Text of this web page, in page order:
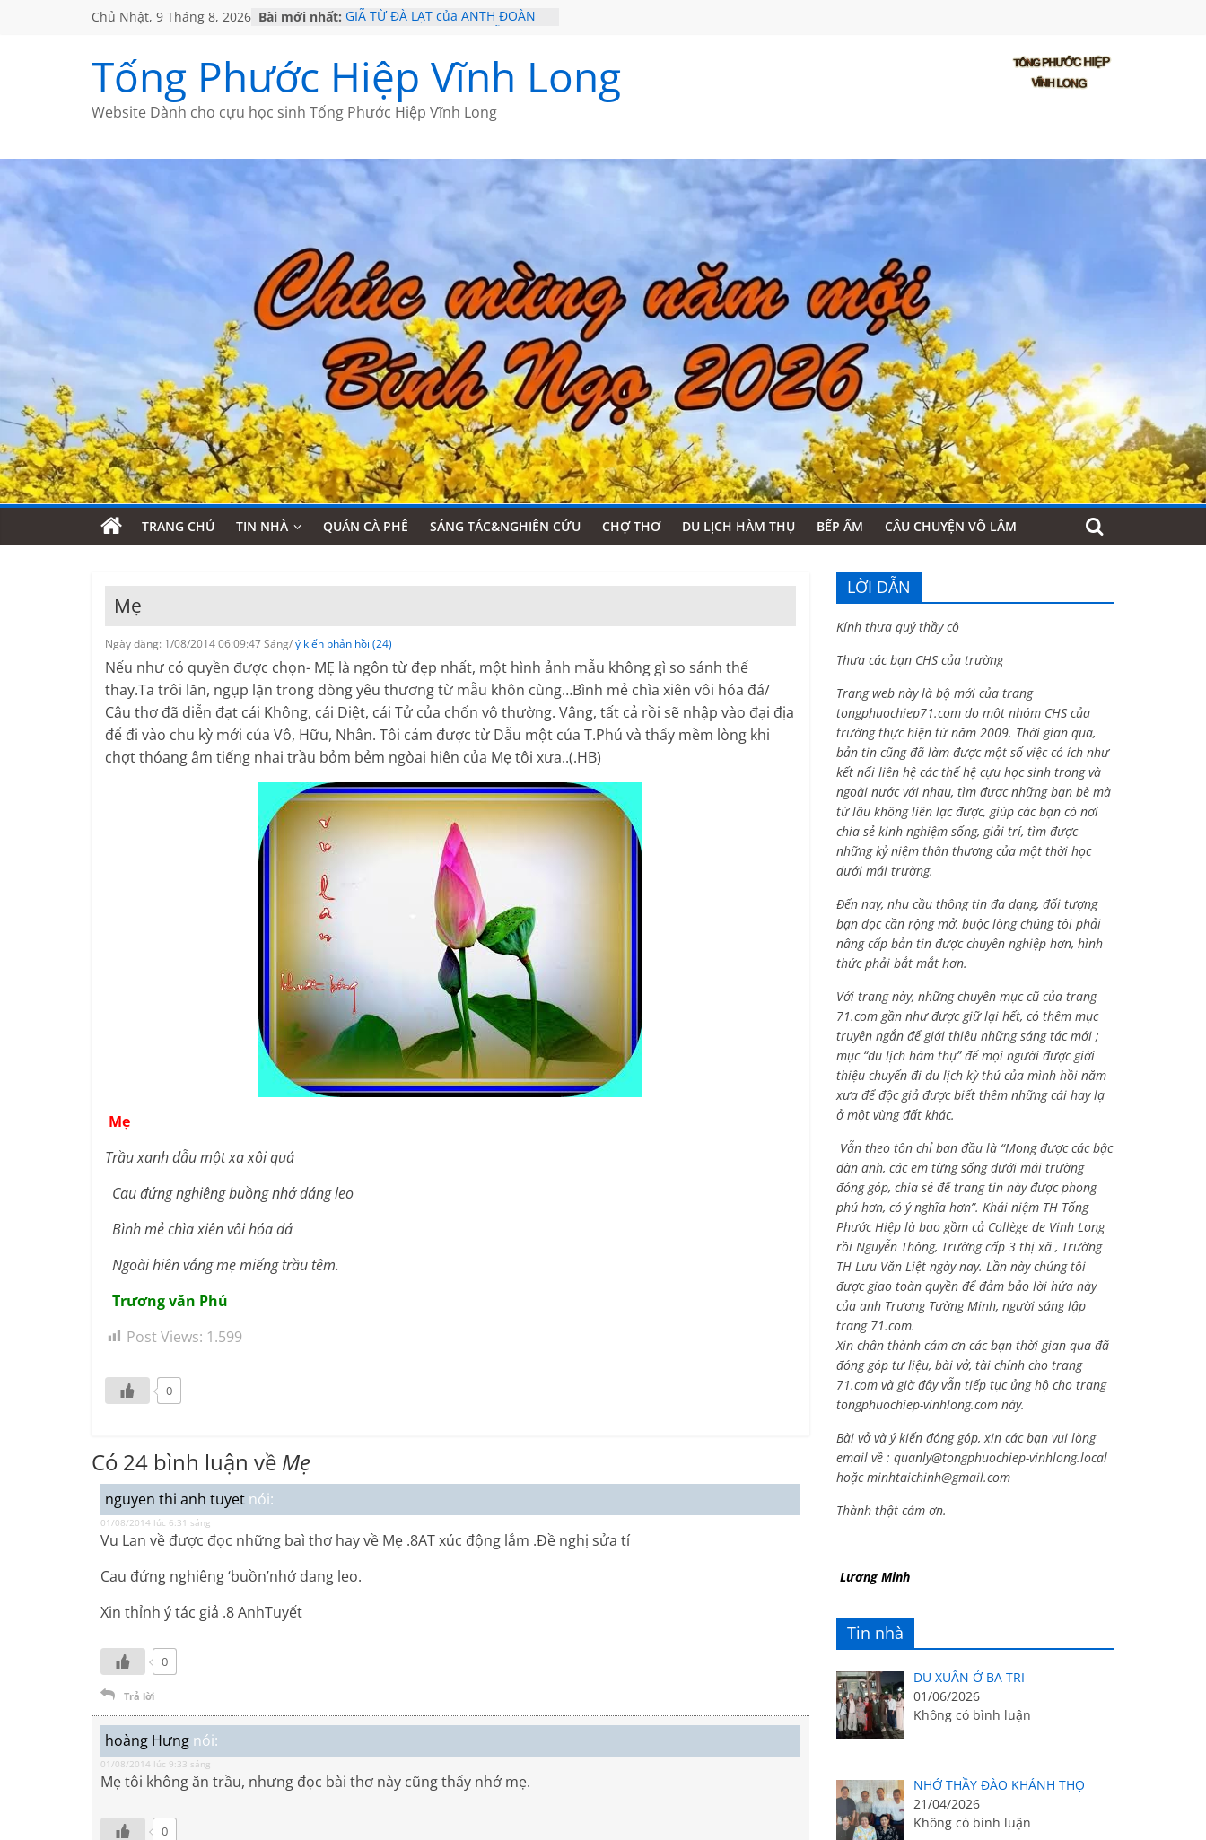
Chủ Nhật, 9 Tháng 8, 2026 Bài mới nhất: GIÃ TỪ ĐÀ LẠT của ANTH ĐOÀN
KHÔNG ĐỀ 19 CỦA THÁI LÃO
CHÙM THƠ CỦA BÍCH HÀ
Tống Phước Hiệp Vĩnh Long
Website Dành cho cựu học sinh Tống Phước Hiệp Vĩnh Long
TRANG CHỦ TIN NHÀ QUÁN CÀ PHÊ SÁNG TÁC&NGHIÊN CỨU CHỢ THƠ DU LỊCH HÀM THỤ BẾP ẤM CÂU CHUYỆN VÕ LÂM
Mẹ
Ngày đăng: 1/08/2014 06:09:47 Sáng/ý kiến phản hồi (24)
Nếu như có quyền được chọn- MẸ là ngôn từ đẹp nhất, một hình ảnh mẫu không gì so sánh thế
thay.Ta trôi lăn, ngụp lặn trong dòng yêu thương từ mẫu khôn cùng…Bình mẻ chìa xiên vôi hóa đá/
Câu thơ đã diễn đạt cái Không, cái Diệt, cái Tử của chốn vô thường. Vâng, tất cả rồi sẽ nhập vào đại địa
để đi vào chu kỳ mới của Vô, Hữu, Nhân. Tôi cảm được từ Dẫu một của T.Phú và thấy mềm lòng khi
chợt thóang âm tiếng nhai trầu bỏm bẻm ngòai hiên của Mẹ tôi xưa..(.HB)
Mẹ
Trầu xanh dẫu một xa xôi quá
Cau đứng nghiêng buồng nhớ dáng leo
Bình mẻ chìa xiên vôi hóa đá
Ngoài hiên vắng mẹ miếng trầu têm.
Trương văn Phú
Post Views: 1.599
0
Có 24 bình luận về Mẹ
nguyen thi anh tuyet nói:
01/08/2014 lúc 6:31 sáng
Vu Lan về được đọc những baì thơ hay về Mẹ .8AT xúc động lắm .Đề nghị sửa tí
Cau đứng nghiêng ‘buồn’nhớ dang leo.
Xin thỉnh ý tác giả .8 AnhTuyết
0
Trả lời
hoàng Hưng nói:
01/08/2014 lúc 9:33 sáng
Mẹ tôi không ăn trầu, nhưng đọc bài thơ này cũng thấy nhớ mẹ.
0
LỜI DẪN
Kính thưa quý thầy cô
Thưa các bạn CHS của trường
Trang web này là bộ mới của trang
tongphuochiep71.com do một nhóm CHS của
trường thực hiện từ năm 2009. Thời gian qua,
bản tin cũng đã làm được một số việc có ích như
kết nối liên hệ các thế hệ cựu học sinh trong và
ngoài nước với nhau, tìm được những bạn bè mà
từ lâu không liên lạc được, giúp các bạn có nơi
chia sẻ kinh nghiệm sống, giải trí, tìm được
những kỷ niệm thân thương của một thời học
dưới mái trường.
Đến nay, nhu cầu thông tin đa dạng, đối tượng
bạn đọc cần rộng mở, buộc lòng chúng tôi phải
nâng cấp bản tin được chuyên nghiệp hơn, hình
thức phải bắt mắt hơn.
Với trang này, những chuyên mục cũ của trang
71.com gần như được giữ lại hết, có thêm mục
truyện ngắn để giới thiệu những sáng tác mới ;
mục “du lịch hàm thụ” để mọi người được giới
thiệu chuyến đi du lịch kỳ thú của mình hồi năm
xưa để độc giả được biết thêm những cái hay lạ
ở một vùng đất khác.
Vẫn theo tôn chỉ ban đầu là “Mong được các bậc
đàn anh, các em từng sống dưới mái trường
đóng góp, chia sẻ để trang tin này được phong
phú hơn, có ý nghĩa hơn”. Khái niệm TH Tống
Phước Hiệp là bao gồm cả Collège de Vinh Long
rồi Nguyễn Thông, Trường cấp 3 thị xã , Trường
TH Lưu Văn Liệt ngày nay. Lần này chúng tôi
được giao toàn quyền để đảm bảo lời hứa này
của anh Trương Tường Minh, người sáng lập
trang 71.com.
Xin chân thành cám ơn các bạn thời gian qua đã
đóng góp tư liệu, bài vở, tài chính cho trang
71.com và giờ đây vẫn tiếp tục ủng hộ cho trang
tongphuochiep-vinhlong.com này.
Bài vở và ý kiến đóng góp, xin các bạn vui lòng
email về : quanly@tongphuochiep-vinhlong.local
hoặcminhtaichinh@gmail.com
Thành thật cám ơn.
Lương Minh
Tin nhà
DU XUÂN Ở BA TRI
01/06/2026
Không có bình luận
NHỚ THẦY ĐÀO KHÁNH THỌ
21/04/2026
Không có bình luận